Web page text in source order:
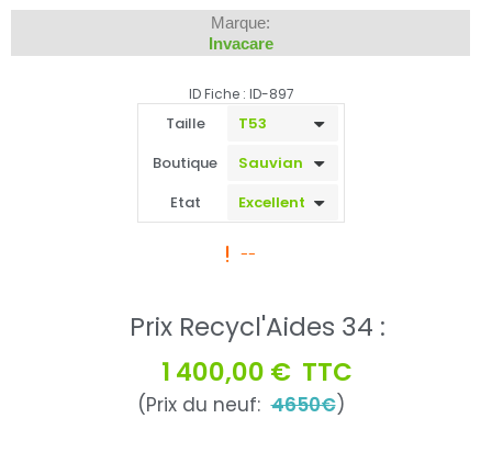
Marque:
Invacare
ID Fiche : ID-897
Taille
Boutique
Etat
--
Prix Recycl'Aides 34 :
1 400,00 € TTC
(Prix du neuf:4650€)